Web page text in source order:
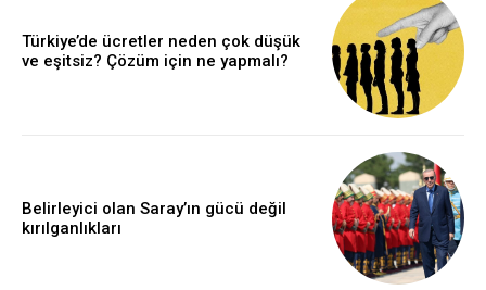
Türkiye’de ücretler neden çok düşük
ve eşitsiz? Çözüm için ne yapmalı?
Belirleyici olan Saray’ın gücü değil
kırılganlıkları